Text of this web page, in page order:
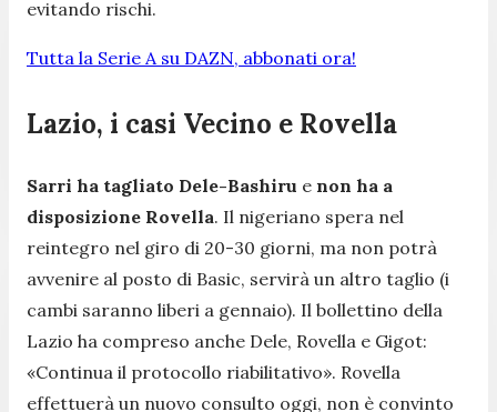
evitando rischi.
Tutta la Serie A su DAZN, abbonati ora!
Lazio, i casi Vecino e Rovella
Sarri ha tagliato Dele-Bashiru e non ha a
disposizione Rovella. Il nigeriano spera nel
reintegro nel giro di 20-30 giorni, ma non potrà
avvenire al posto di Basic, servirà un altro taglio (i
cambi saranno liberi a gennaio). Il bollettino della
Lazio ha compreso anche Dele, Rovella e Gigot:
«Continua il protocollo riabilitativo». Rovella
effettuerà un nuovo consulto oggi, non è convinto